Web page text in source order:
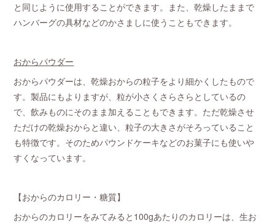
と同じように使用することができます。また、乾燥したままで
ハンバーグの具材などのかさましに使うこともできます。
おからパウダー
おからパウダーは、乾燥おからの粒子をより細かくしたもので
す。製品にもよりますが、粒が小さくさらさらとしているの
で、飲みものにそのまま加えることもできます。ただ乾燥させ
ただけの乾燥おからと違い、粒子の大きさがそろっていること
も特徴です。そのためパウンドケーキなどのお菓子にも使いや
すくなっています。
【おからのカロリー・糖質】
おからのカロリーをみてみると100gあたりのカロリーは、生お